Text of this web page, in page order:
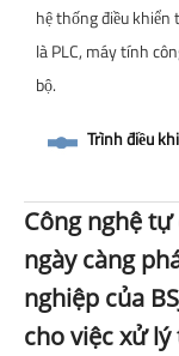
hệ thống điều
là PLC, máy tính
bộ.
Trình điều
Công nghệ
ngày càng
nghiệp của
cho việc xử